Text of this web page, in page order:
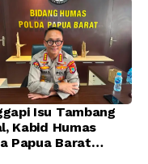
Isu Tambang
Kabid Humas
Papua Barat